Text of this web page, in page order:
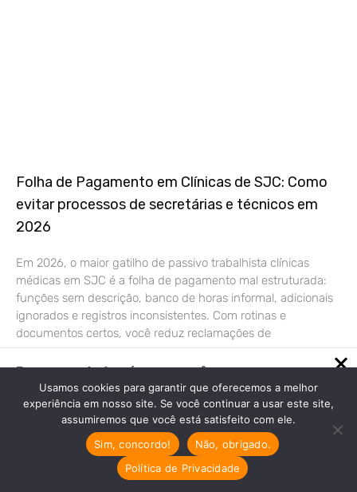
Folha de Pagamento em Clínicas de SJC: Como
evitar processos de secretárias e técnicos em
2026
Em 2026, o maior gatilho de passivo trabalhista clínicas
médicas em SJC é a folha de pagamento mal estruturada:
funções sem descrição, banco de horas informal, adicionais
ignorados e registros inconsistentes. Com rotinas e
documentos certos, você reduz reclamações de
Recomendado só para você
Saiba como fazer uma gestão
financeira eficiente para a sua
indústria
Veja como tirar a sua indústria do
vermelho com uma…
Usamos cookies para garantir que oferecemos a melhor
experiência em nosso site. Se você continuar a usar este site,
assumiremos que você está satisfeito com ele.
Sim, concordo!
Não, obrigado.
Política de Privacidade